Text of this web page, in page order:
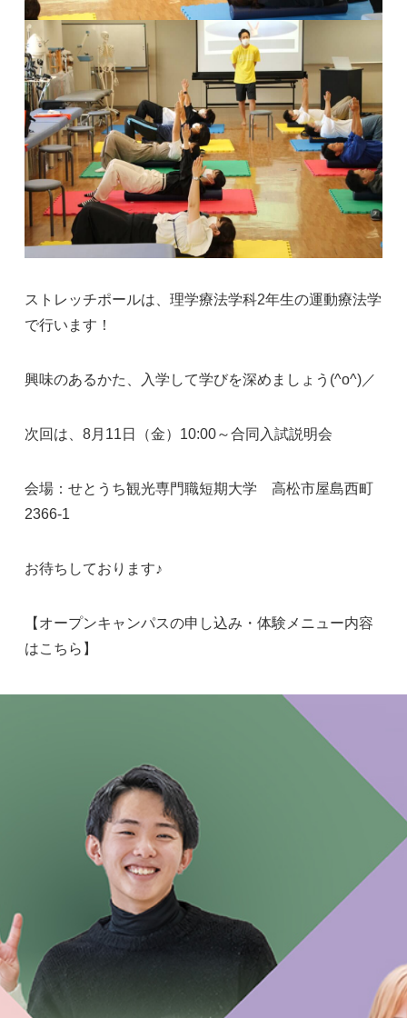
ストレッチポールは、理学療法学科2年生の運動療法学
で行います！
興味のあるかた、入学して学びを深めましょう(^o^)／
次回は、8月11日（金）10:00～合同入試説明会
会場：せとうち観光専門職短期大学 高松市屋島西町
2366-1
お待ちしております♪
【オープンキャンパスの申し込み・体験メニュー内容
はこちら 】